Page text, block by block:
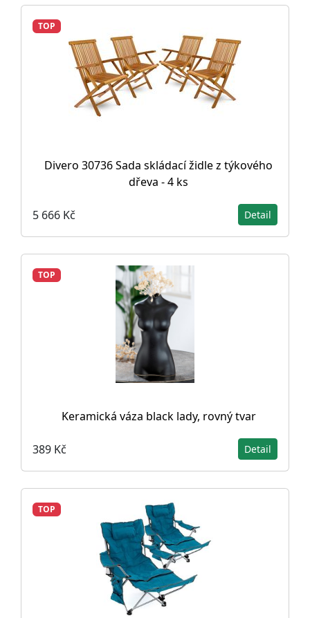
TOP
Divero 30736 Sada skládací židle z týkového
dřeva - 4 ks
5 666 Kč Detail
TOP
Keramická váza black lady, rovný tvar
389 Kč Detail
TOP